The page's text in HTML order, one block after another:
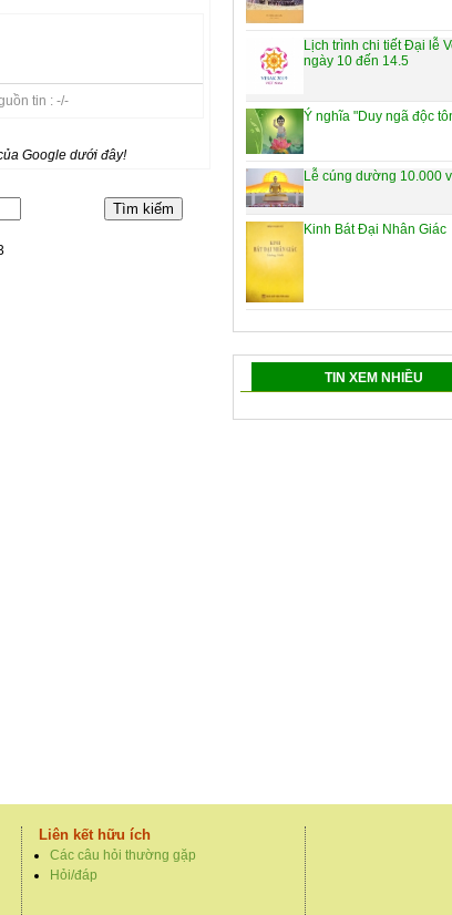
tin : -/-
Google dưới đây!
Lịch trình chi tiết Đại lễ
ngày 10 đến 14.5
Ý nghĩa "Duy ngã độc
Lễ cúng dường 10.000
Kinh Bát Đại Nhân Giác
TIN XEM NHIỀU
Liên kết hữu ích
Các câu hỏi thường gặp
Hỏi/đáp